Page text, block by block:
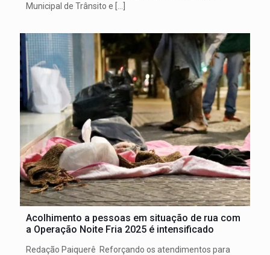
Municipal de Trânsito e
Acolhimento a pessoas em situação de rua com
a Operação Noite Fria 2025 é intensificado
Redação Paiquerê Reforçando os atendimentos para